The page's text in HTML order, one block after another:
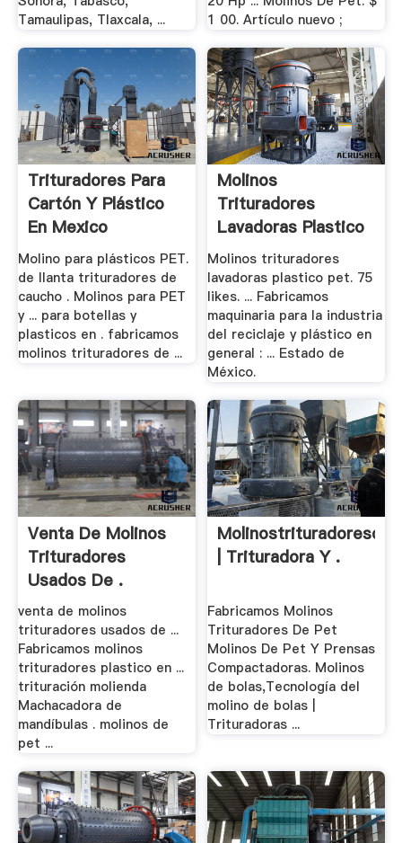
Tamaulipas, Tlaxcala, ...
1 00. Artículo nuevo ;
Trituradores Para
Cartón Y Plástico
En Mexico
Molino para plásticos PET.
de llanta trituradores de
caucho . Molinos para PET
y ... para botellas y
plasticos en . fabricamos
molinos trituradores de ...
Molinos
Trituradores
Lavadoras Plastico
Pet - .
Molinos trituradores
lavadoras plastico pet. 75
likes. ... Fabricamos
maquinaria para la industria
del reciclaje y plástico en
general : ... Estado de
México.
Venta De Molinos
Trituradores
Usados De .
venta de molinos
trituradores usados de ...
Fabricamos molinos
trituradores plastico en ...
trituración molienda
Machacadora de
mandíbulas . molinos de
pet ...
| Trituradora Y .
Fabricamos Molinos
Trituradores De Pet
Molinos De Pet Y Prensas
Compactadoras. Molinos
de bolas,Tecnología del
molino de bolas |
Trituradoras ...